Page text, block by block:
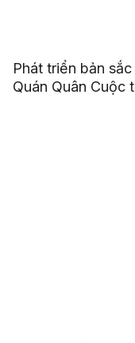
Phát triển bản
Quán Quân Cuộc